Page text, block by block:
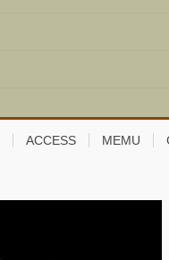
ACCESS MEMU